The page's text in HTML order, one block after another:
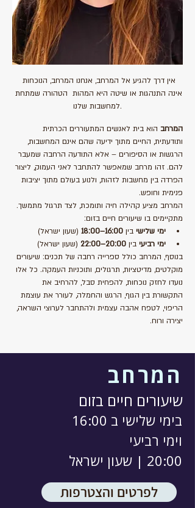
אין דרך להגיע אל המרחב, אנחנו המרחב, הנוכחות
אינה התנהגות או שיטה היא המהות  הטהורה שמתחת
למחשבות שלנו.
המרחב הוא בית לאנשים המתעוררים הכרתית
ותודעתית, החיים מתוך ידיעה שהם אינם המחשבות,
הרגשות או הסיפורים – אלא התודעה הרחבה שמעבר
להם. זהו מרחב שמאפשר להתחבר לאני העמוק, ליצור
הפרדה בין מחשבות לזהות, ולנוע בעולם מתוך יציבות
פנימית וחופש.
המרחב מציע קהילה חיה ותומכת, לצד תרגול מתמשך.
מתקיימים בו שיעורים חיים בזום:
ימי שלישי בין 16:00–18:00
(שעון ישראל)
ימי רביעי בין 20:00–22:00
(שעון ישראל)
בנוסף, המרחב כולל ספרייה רחבה של תכנים: שיעורים
מוקלטים, מדיטציות, תרגולים, ותוכניות העמקה. כל אלו
נועדו לחזק נוכחות, להפחית סבל, להרחיב את
התקשורת בין הגוף, הרגש והחמלה, לעורר את עוצמת
הריפוי, לטפח אהבה עצמית ולהתחבר לערוצי השראה,
יצירה ורוח.
המרחב
שיעורים חיים בזום
בימי שלישי ב 16:00
וימי רביעי
20:00 | שעון ישראל
לפרטים והצטרפות